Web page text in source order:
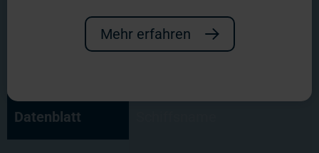
Datenblatt
Mehr erfahren